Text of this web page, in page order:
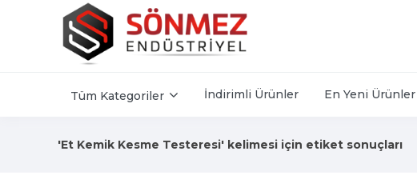
Tüm Kategoriler İndirimli Ürünler En Yeni Ürünler
'Et Kemik Kesme Testeresi' kelimesi için etiket sonuçları